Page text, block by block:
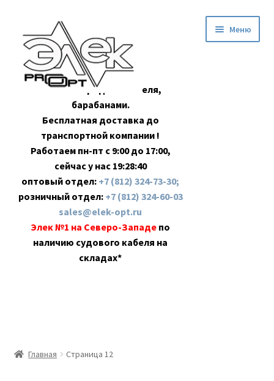
навигации
содержимому
Оптовая продажа кабеля,
барабанами.
Бесплатная доставка до
транспортной компании !
Работаем пн-пт с 9:00 до 17:00,
сейчас у нас 19:28:41
оптовый отдел: +7 (812) 324-73-30;
розничный отдел: +7 (812) 324-60-03
sales@elek-opt.ru
Элек №1 на Северо-Западе по
наличию судового кабеля на
складах*
Меню
Контакты
Главная Страница 12